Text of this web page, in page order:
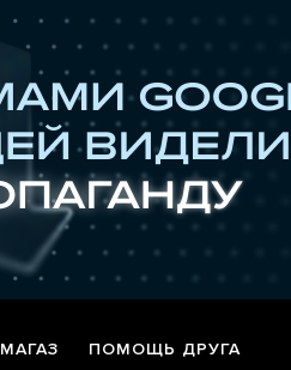
МАГАЗ ПОМОЩЬ ДРУГА